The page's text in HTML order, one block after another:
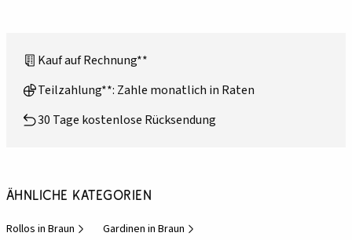
Kauf auf Rechnung**
Teilzahlung**: Zahle monatlich in Raten
30 Tage kostenlose Rücksendung
Ähnliche Kategorien
Rollos in Braun Gardinen in Braun